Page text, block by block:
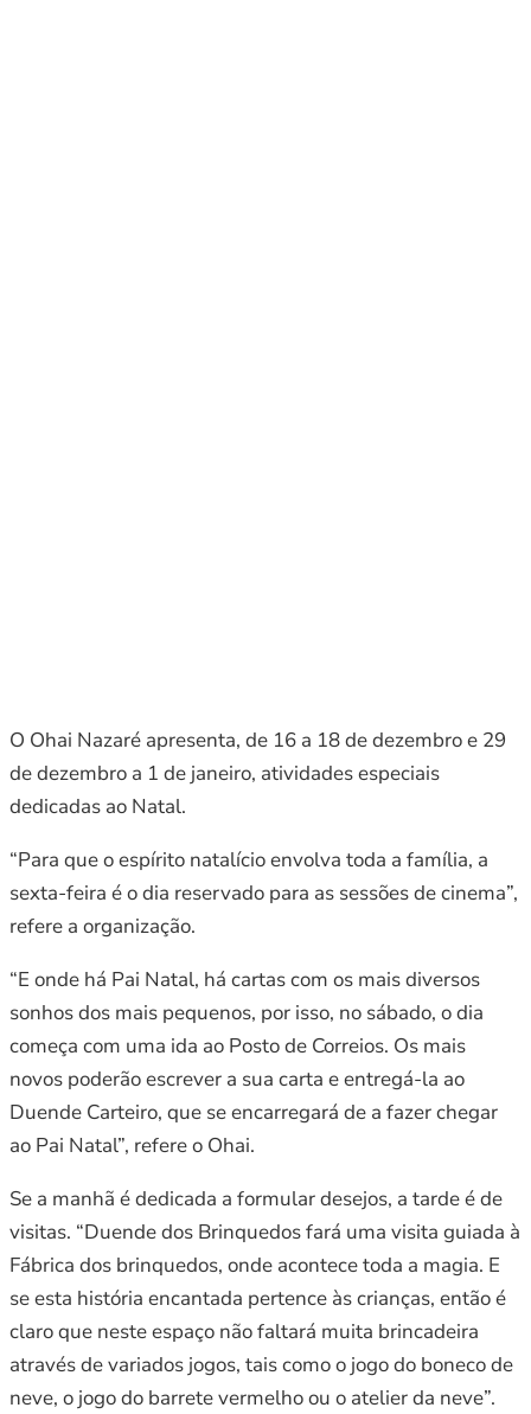
O Ohai Nazaré apresenta, de 16 a 18 de dezembro e 29
de dezembro a 1 de janeiro, atividades especiais
dedicadas ao Natal.
“Para que o espírito natalício envolva toda a família, a
sexta-feira é o dia reservado para as sessões de cinema”,
refere a organização.
“E onde há Pai Natal, há cartas com os mais diversos
sonhos dos mais pequenos, por isso, no sábado, o dia
começa com uma ida ao Posto de Correios. Os mais
novos poderão escrever a sua carta e entregá-la ao
Duende Carteiro, que se encarregará de a fazer chegar
ao Pai Natal”, refere o Ohai.
Se a manhã é dedicada a formular desejos, a tarde é de
visitas. “Duende dos Brinquedos fará uma visita guiada à
Fábrica dos brinquedos, onde acontece toda a magia. E
se esta história encantada pertence às crianças, então é
claro que neste espaço não faltará muita brincadeira
através de variados jogos, tais como o jogo do boneco de
neve, o jogo do barrete vermelho ou o atelier da neve”.